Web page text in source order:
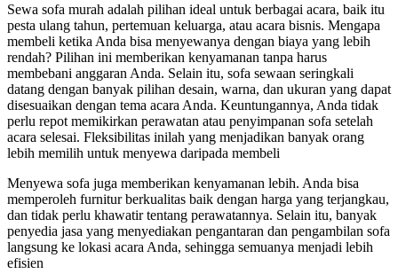
Sewa sofa murah adalah pilihan ideal untuk berbagai acara, baik itu
pesta ulang tahun, pertemuan keluarga, atau acara bisnis. Mengapa
membeli ketika Anda bisa menyewanya dengan biaya yang lebih
rendah? Pilihan ini memberikan kenyamanan tanpa harus
membebani anggaran Anda. Selain itu, sofa sewaan seringkali
datang dengan banyak pilihan desain, warna, dan ukuran yang dapat
disesuaikan dengan tema acara Anda. Keuntungannya, Anda tidak
perlu repot memikirkan perawatan atau penyimpanan sofa setelah
acara selesai. Fleksibilitas inilah yang menjadikan banyak orang
lebih memilih untuk menyewa daripada membeli
Menyewa sofa juga memberikan kenyamanan lebih. Anda bisa
memperoleh furnitur berkualitas baik dengan harga yang terjangkau,
dan tidak perlu khawatir tentang perawatannya. Selain itu, banyak
penyedia jasa yang menyediakan pengantaran dan pengambilan sofa
langsung ke lokasi acara Anda, sehingga semuanya menjadi lebih
efisien